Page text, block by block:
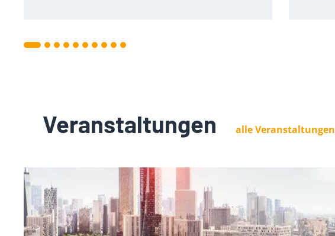
Veranstaltungen alle Veranstaltungen